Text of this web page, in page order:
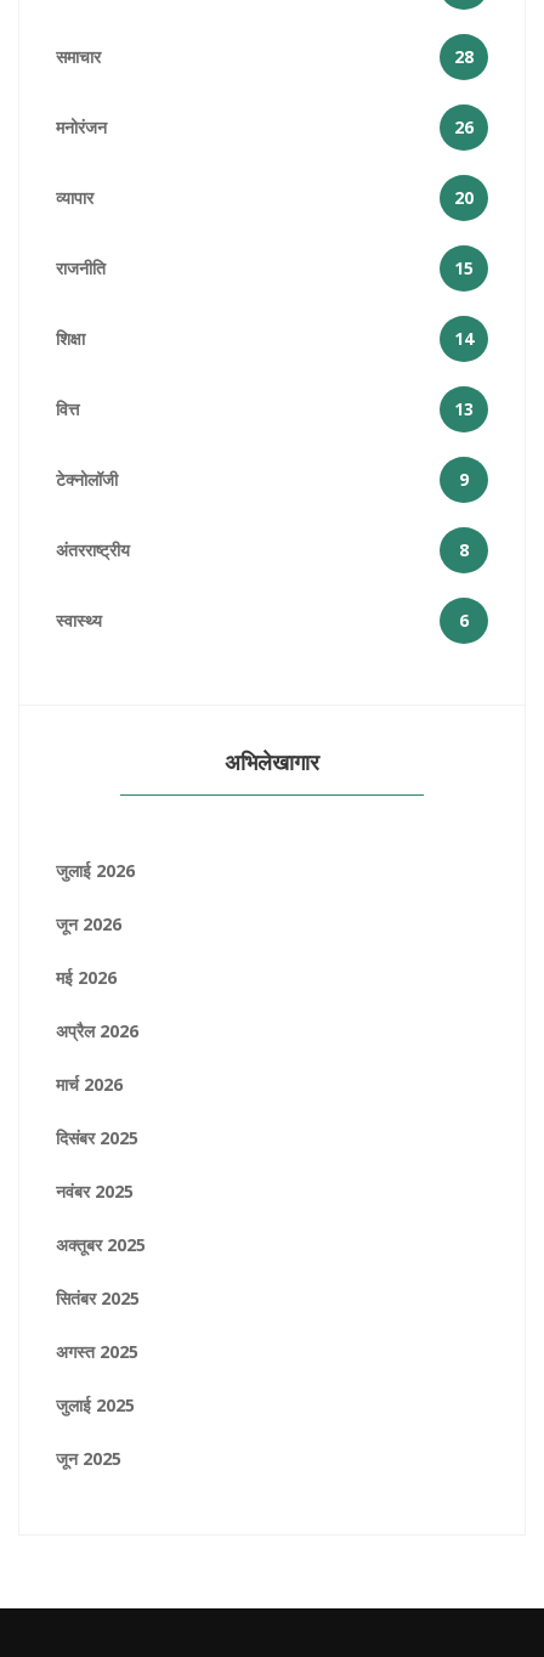
समाचार 28
मनोरंजन 26
व्यापार 20
राजनीति 15
शिक्षा 14
वित्त 13
टेक्नोलॉजी 9
अंतरराष्ट्रीय 8
स्वास्थ्य 6
अभिलेखागार
जुलाई 2026
जून 2026
मई 2026
अप्रैल 2026
मार्च 2026
दिसंबर 2025
नवंबर 2025
अक्तूबर 2025
सितंबर 2025
अगस्त 2025
जुलाई 2025
जून 2025